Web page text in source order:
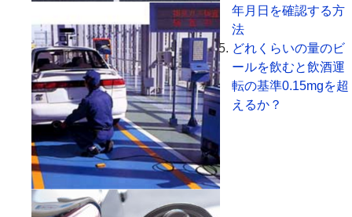
年月日を確認する方
法
どれくらいの量のビ
ールを飲むと飲酒運
転の基準0.15mgを超
えるか？